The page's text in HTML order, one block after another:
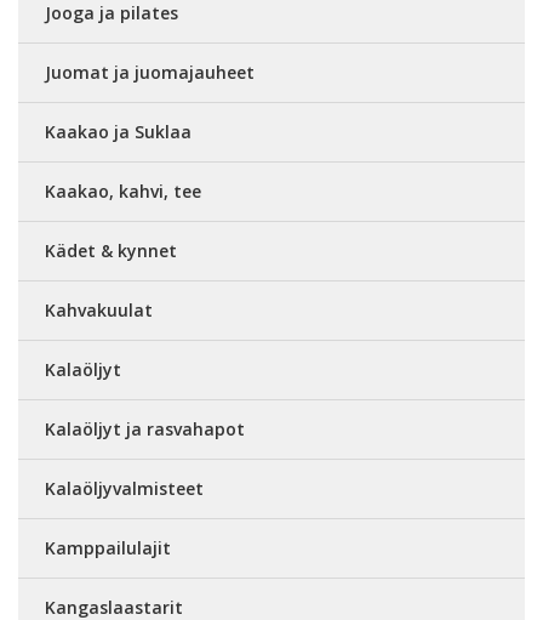
Jooga ja pilates
Juomat ja juomajauheet
Kaakao ja Suklaa
Kaakao, kahvi, tee
Kädet & kynnet
Kahvakuulat
Kalaöljyt
Kalaöljyt ja rasvahapot
Kalaöljyvalmisteet
Kamppailulajit
Kangaslaastarit